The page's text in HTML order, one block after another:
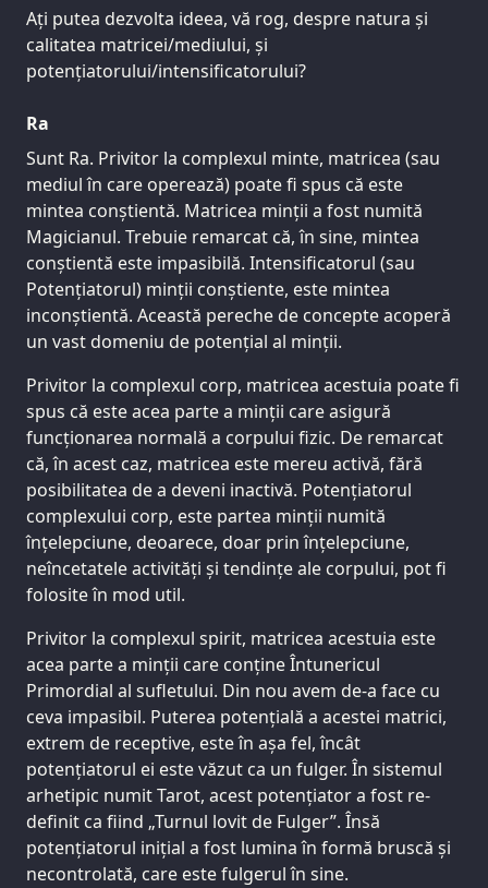
Ați putea dezvolta ideea, vă rog, despre natura și
calitatea matricei/mediului, și
potențiatorului/intensificatorului?
Ra
Sunt Ra. Privitor la complexul minte, matricea (sau
mediul în care operează) poate fi spus că este
mintea conștientă. Matricea minții a fost numită
Magicianul. Trebuie remarcat că, în sine, mintea
conștientă este impasibilă. Intensificatorul (sau
Potențiatorul) minții conștiente, este mintea
inconștientă. Această pereche de concepte acoperă
un vast domeniu de potențial al minții.
Privitor la complexul corp, matricea acestuia poate fi
spus că este acea parte a minții care asigură
funcționarea normală a corpului fizic. De remarcat
că, în acest caz, matricea este mereu activă, fără
posibilitatea de a deveni inactivă. Potențiatorul
complexului corp, este partea minții numită
înțelepciune, deoarece, doar prin înțelepciune,
neîncetatele activități și tendințe ale corpului, pot fi
folosite în mod util.
Privitor la complexul spirit, matricea acestuia este
acea parte a minții care conține Întunericul
Primordial al sufletului. Din nou avem de-a face cu
ceva impasibil. Puterea potențială a acestei matrici,
extrem de receptive, este în așa fel, încât
potențiatorul ei este văzut ca un fulger. În sistemul
arhetipic numit Tarot, acest potențiator a fost re-
definit ca fiind „Turnul lovit de Fulger”. Însă
potențiatorul inițial a fost lumina în formă bruscă și
necontrolată, care este fulgerul în sine.